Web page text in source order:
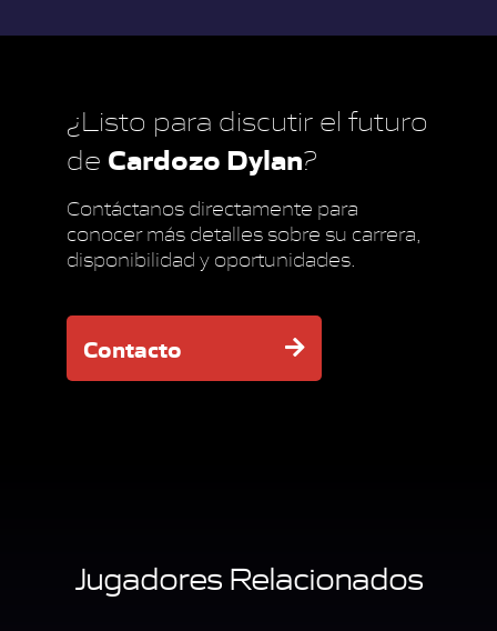
¿Listo para discutir el futuro
de Cardozo Dylan?
Contáctanos directamente para
conocer más detalles sobre su carrera,
disponibilidad y oportunidades.
Contacto
Jugadores Relacionados